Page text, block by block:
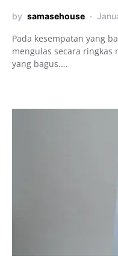
by samasehouse
Pada kesempatan yang
mengulas secara
yang bagus.…